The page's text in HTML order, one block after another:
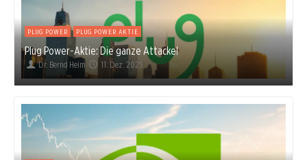
PLUG POWER PLUG POWER AKTIE
Plug Power-Aktie: Die ganze Attacke!
Dr. Bernd Heim 11. Dez. 2025